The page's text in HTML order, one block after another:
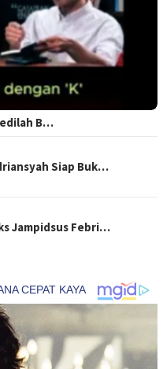
B…
Siap Buk…
Jampidsus Febri…